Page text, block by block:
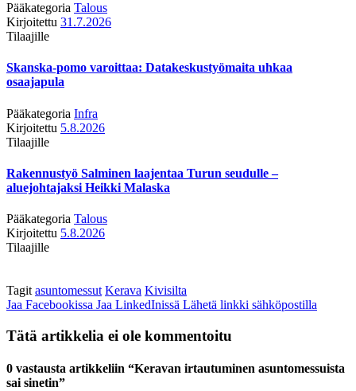
Pääkategoria Talous
Kirjoitettu 31.7.2026
Tilaajille
Skanska-pomo varoittaa: Datakeskustyömaita uhkaa
osaajapula
Pääkategoria Infra
Kirjoitettu 5.8.2026
Tilaajille
Rakennustyö Salminen laajentaa Turun seudulle –
aluejohtajaksi Heikki Malaska
Pääkategoria Talous
Kirjoitettu 5.8.2026
Tilaajille
Tagit asuntomessut Kerava Kivisilta
Jaa Facebookissa Jaa LinkedInissä Lähetä linkki sähköpostilla
Tätä artikkelia ei ole kommentoitu
0 vastausta artikkeliin “Keravan irtautuminen asuntomessuista
sai sinetin”